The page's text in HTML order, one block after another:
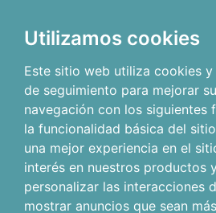
Utilizamos cookies
Este sitio web utiliza cookies
de seguimiento para mejorar
navegación con los siguientes
la funcionalidad básica del
una mejor experiencia en el
interés en nuestros productos
personalizar las interacciones
mostrar anuncios que sean